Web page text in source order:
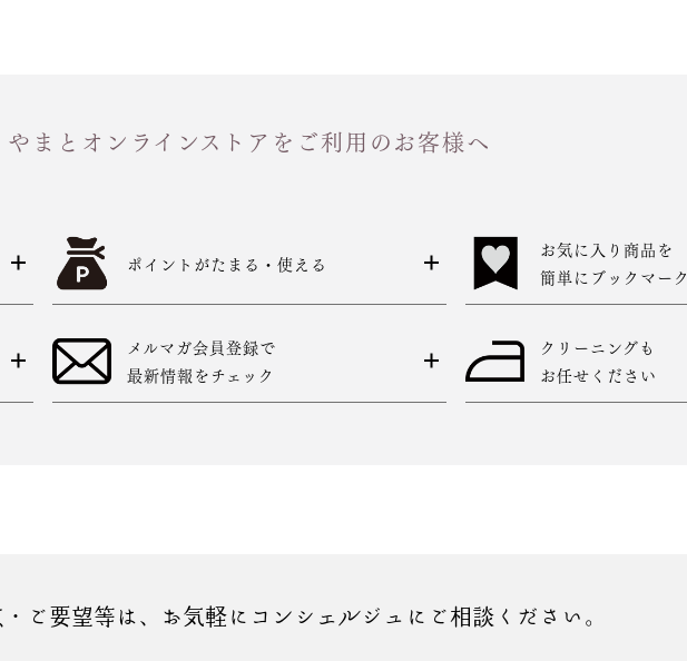
やまとオンラインストアをご利用のお客様へ
ポイントがたまる・使える
お気に入り商品を
簡単にブックマーク
メルマガ会員登録で
最新情報をチェック
クリーニングも
お任せください
ご要望等は、お気軽にコンシェルジュにご相談ください。